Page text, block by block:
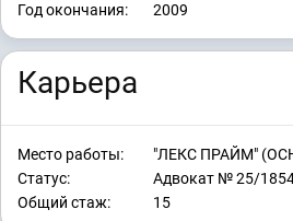
Год окончания:
2009
Карьера
Место работы:
"ЛЕКС ПРАЙМ"
Статус:
Адвокат № 25/
Общий стаж:
15